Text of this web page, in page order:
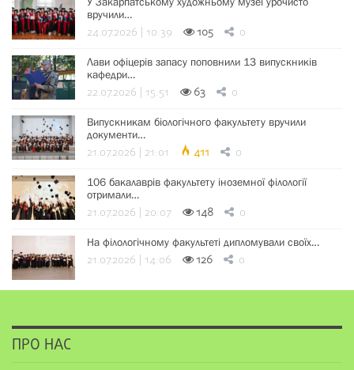
вручили…
24.07.2026 | 10:39 105 0
Лави офіцерів запасу поповнили 13 випускників
кафедри…
22.07.2026 | 15:51 63 0
Випускникам біологічного факультету вручили
документи…
21.07.2026 | 21:01 411 0
106 бакалаврів факультету іноземної філології
отримали…
21.07.2026 | 20:07 148 0
На філологічному факультеті дипломували своїх…
21.07.2026 | 14:06 126 0
ПРО НАС